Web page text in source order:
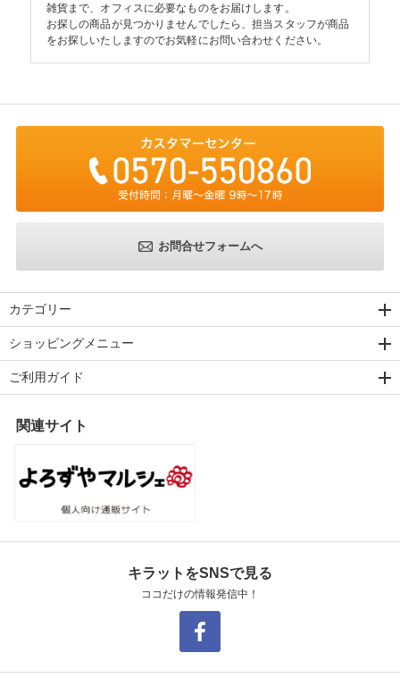
雑貨まで、オフィスに必要なものをお届けします。
お探しの商品が見つかりませんでしたら、担当スタッフが商品
をお探しいたしますのでお気軽にお問い合わせください。
お問合せフォームへ
カテゴリー
ショッピングメニュー
ご利用ガイド
関連サイト
キラットをSNSで見る
ココだけの情報発信中！